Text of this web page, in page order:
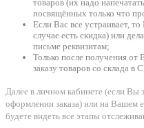
товаров (их надо
посвящённых только что
Если Вас все устраивает,
случае есть скидка) или
письме реквизитам;
Только после получения
заказу товаров со склада
Далее в личном кабинете (если Вы
оформлении заказа) или на Вашем
будете видеть все этапы